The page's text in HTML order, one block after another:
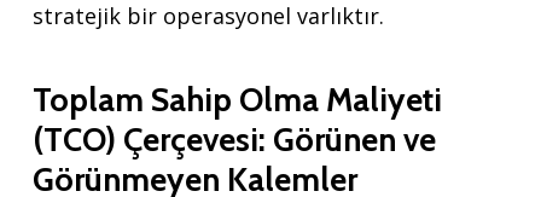
stratejik bir operasyonel varlıktır.
Toplam Sahip Olma Maliyeti
(TCO) Çerçevesi: Görünen ve
Görünmeyen Kalemler